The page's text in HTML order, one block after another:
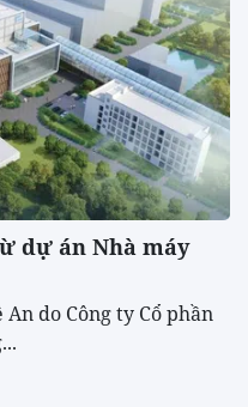
dự án Nhà máy
do Công ty Cổ phần